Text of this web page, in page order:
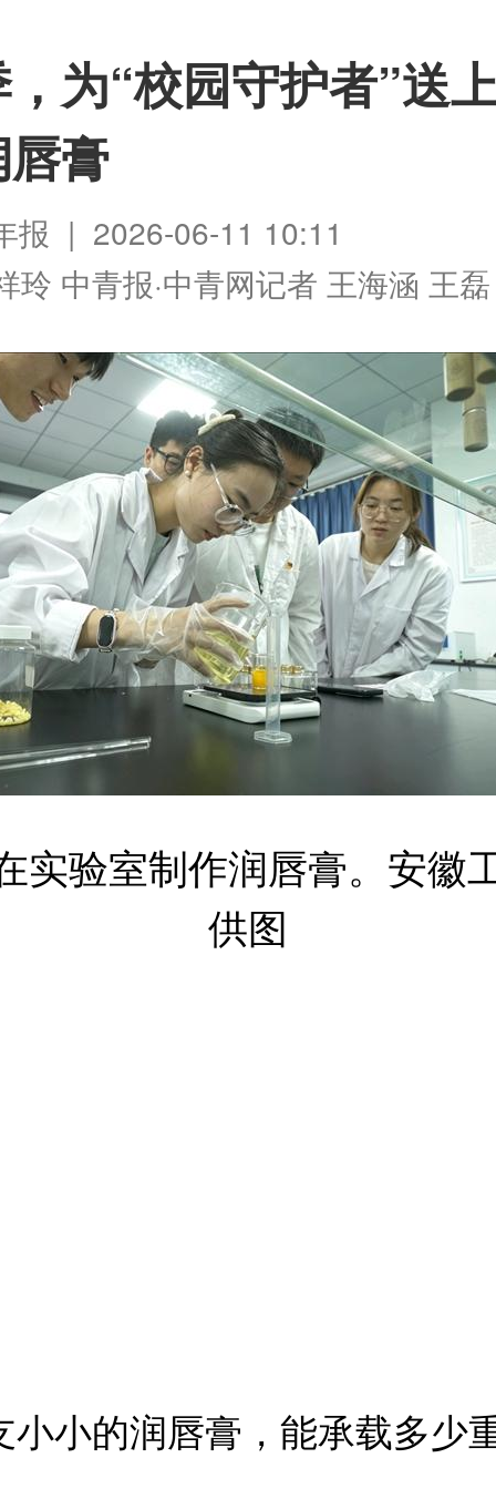
为“校园守护者”送
膏
报 | 2026-06-11 10:11
玲 中青报·中青网记者 王海涵 王磊
实验室制作润唇膏。安徽
供图
小小的润唇膏，能承载多少